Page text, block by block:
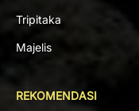
Tripitaka
Majelis
REKOMENDASI